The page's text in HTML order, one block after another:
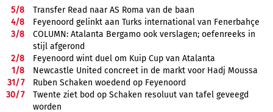
5/8
Transfer Read naar AS Roma van de baan
4/8
Feyenoord gelinkt aan Turks international van Fenerbahçe
3/8
COLUMN: Atalanta Bergamo ook verslagen; oefenreeks in
stijl afgerond
2/8
Feyenoord wint duel om Kuip Cup van Atalanta
1/8
Newcastle United concreet in de markt voor Hadj Moussa
31/7
Ruben Schaken woedend op Feyenoord
30/7
Twente ziet bod op Schaken resoluut van tafel geveegd
worden